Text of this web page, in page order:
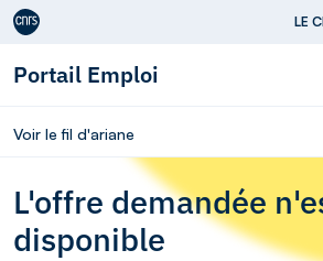
Aller au contenu LE
Portail Emploi
Voir le fil d'ariane
L'offre demandée
disponible